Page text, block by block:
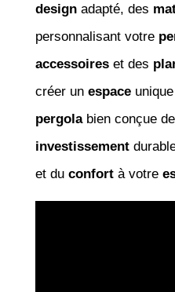
designadapté, des
personnalisant votre
accessoireset des
créer un espaceunique
pergolabien conçue
investissement
et du confortà votre